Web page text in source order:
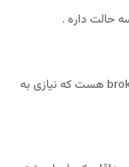
ساده ترین حالت برقراری ارتباط با broker هست که نیازی به